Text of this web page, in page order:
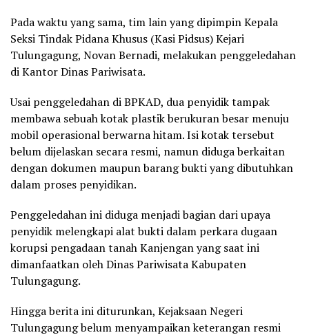
Pada waktu yang sama, tim lain yang dipimpin Kepala
Seksi Tindak Pidana Khusus (Kasi Pidsus) Kejari
Tulungagung, Novan Bernadi, melakukan penggeledahan
di Kantor Dinas Pariwisata.
Usai penggeledahan di BPKAD, dua penyidik tampak
membawa sebuah kotak plastik berukuran besar menuju
mobil operasional berwarna hitam. Isi kotak tersebut
belum dijelaskan secara resmi, namun diduga berkaitan
dengan dokumen maupun barang bukti yang dibutuhkan
dalam proses penyidikan.
Penggeledahan ini diduga menjadi bagian dari upaya
penyidik melengkapi alat bukti dalam perkara dugaan
korupsi pengadaan tanah Kanjengan yang saat ini
dimanfaatkan oleh Dinas Pariwisata Kabupaten
Tulungagung.
Hingga berita ini diturunkan, Kejaksaan Negeri
Tulungagung belum menyampaikan keterangan resmi